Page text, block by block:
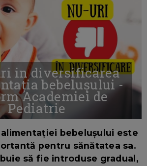
in diversificarea
bebelușului -
Academiei de
Pediatrie
bebelușului este
pentru sănătatea sa.
să fie introduse gradual,